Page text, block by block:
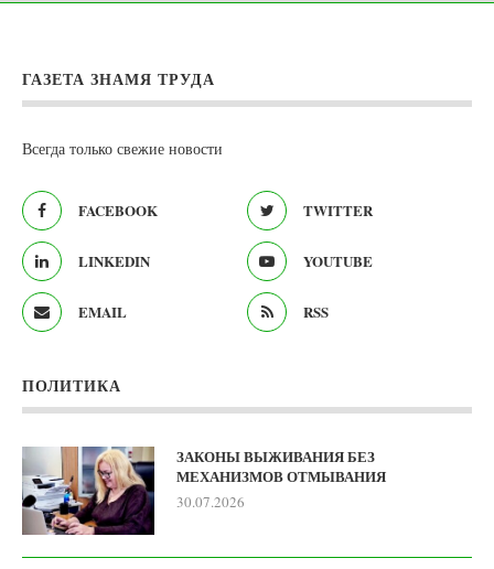
ГАЗЕТА ЗНАМЯ ТРУДА
Всегда только свежие новости
FACEBOOK TWITTER
LINKEDIN YOUTUBE
EMAIL RSS
ПОЛИТИКА
ЗАКОНЫ ВЫЖИВАНИЯ БЕЗ
МЕХАНИЗМОВ ОТМЫВАНИЯ
30.07.2026